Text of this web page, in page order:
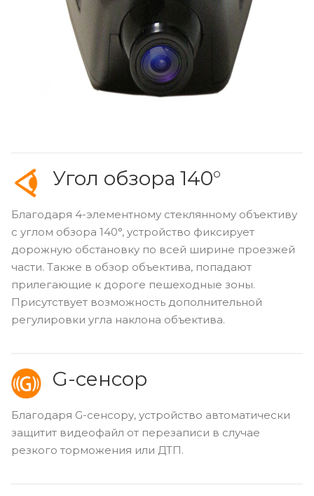
Угол обзора 140°
Благодаря 4-элементному стеклянному объективу
с углом обзора 140°, устройство фиксирует
дорожную обстановку по всей ширине проезжей
части. Также в обзор объектива, попадают
прилегающие к дороге пешеходные зоны.
Присутствует возможность дополнительной
регулировки угла наклона объектива.
G-сенсор
Благодаря G-сенсору, устройство автоматически
защитит видеофайл от перезаписи в случае
резкого торможения или ДТП.